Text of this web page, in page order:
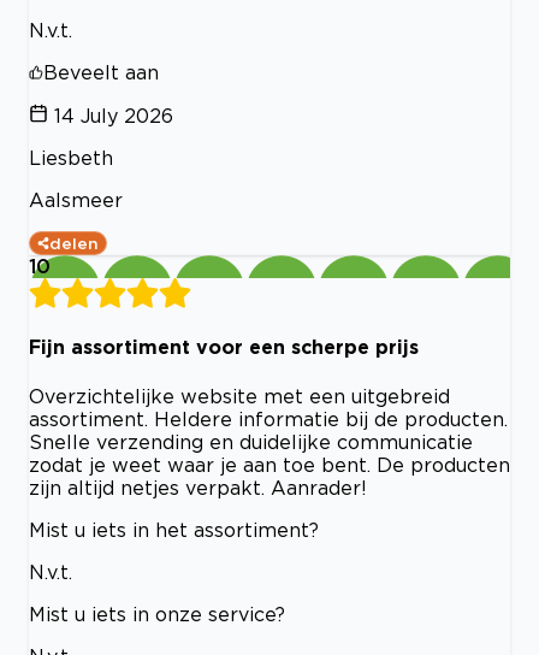
N.v.t.
Beveelt aan
14 July 2026
Liesbeth
Aalsmeer
delen
10
Fijn assortiment voor een scherpe prijs
Overzichtelijke website met een uitgebreid
assortiment. Heldere informatie bij de producten.
Snelle verzending en duidelijke communicatie
zodat je weet waar je aan toe bent. De producten
zijn altijd netjes verpakt. Aanrader!
Mist u iets in het assortiment?
N.v.t.
Mist u iets in onze service?